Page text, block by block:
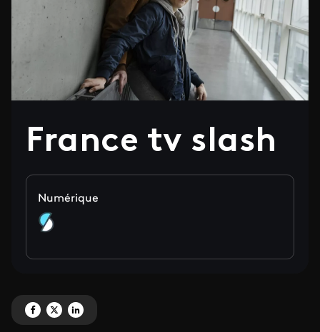
France tv slash
Numérique
Partagez 'France tv slash' sur Facebook
Partagez 'France tv slash' sur X
Partagez 'France tv slash' sur LinkedIn